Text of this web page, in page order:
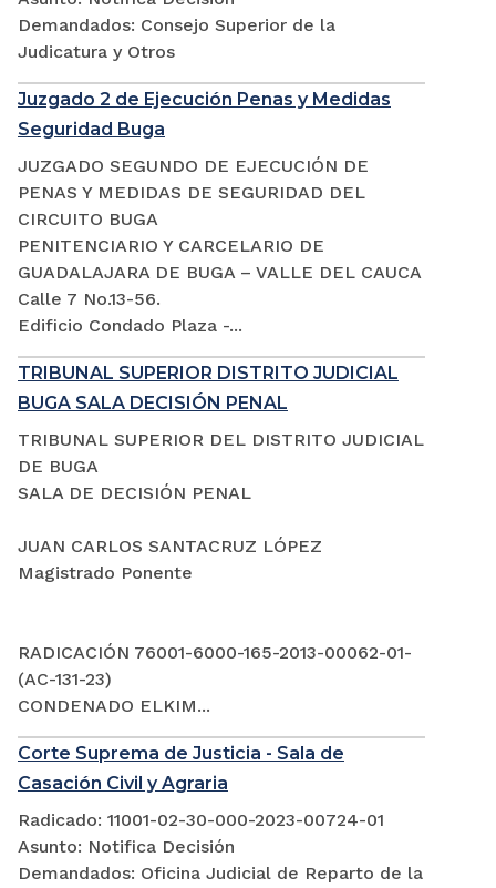
Demandados: Consejo Superior de la
Judicatura y Otros
Juzgado 2 de Ejecución Penas y Medidas
Seguridad Buga
JUZGADO SEGUNDO DE EJECUCIÓN DE
PENAS Y MEDIDAS DE SEGURIDAD DEL
CIRCUITO BUGA
PENITENCIARIO Y CARCELARIO DE
GUADALAJARA DE BUGA – VALLE DEL CAUCA
Calle 7 No.13-56.
Edificio Condado Plaza -...
TRIBUNAL SUPERIOR DISTRITO JUDICIAL
BUGA SALA DECISIÓN PENAL
TRIBUNAL SUPERIOR DEL DISTRITO JUDICIAL
DE BUGA
SALA DE DECISIÓN PENAL
JUAN CARLOS SANTACRUZ LÓPEZ
Magistrado Ponente
RADICACIÓN 76001-6000-165-2013-00062-01-
(AC-131-23)
CONDENADO ELKIM...
Corte Suprema de Justicia - Sala de
Casación Civil y Agraria
Radicado: 11001-02-30-000-2023-00724-01
Asunto: Notifica Decisión
Demandados: Oficina Judicial de Reparto de la